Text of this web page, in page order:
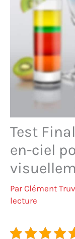
Test
en-ciel
Par Clément
lecture